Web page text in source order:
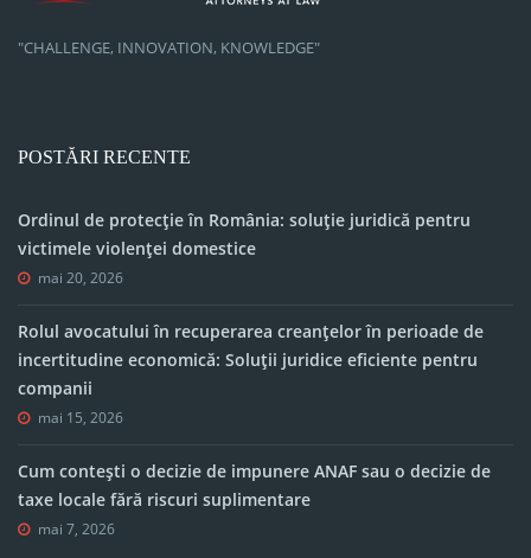
"CHALLENGE, INNOVATION, KNOWLEDGE"
POSTĂRI RECENTE
Ordinul de protecție în România: soluție juridică pentru
victimele violenței domestice
mai 20, 2026
Rolul avocatului în recuperarea creanțelor în perioade de
incertitudine economică: Soluții juridice eficiente pentru
companii
mai 15, 2026
Cum contești o decizie de impunere ANAF sau o decizie de
taxe locale fără riscuri suplimentare
mai 7, 2026